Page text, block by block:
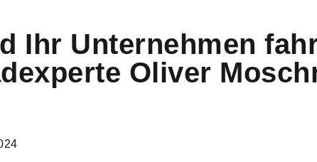
Ihr Unternehmen
Oliver